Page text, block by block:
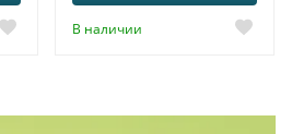
В наличии